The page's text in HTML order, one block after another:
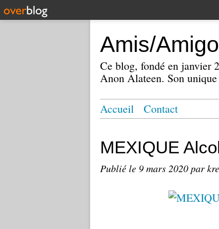
Amis/
Ce blog, fondé en janvier
Anon Alateen. Son
Accueil Contact
MEXIQUE
Publié le 9 mars 2020par